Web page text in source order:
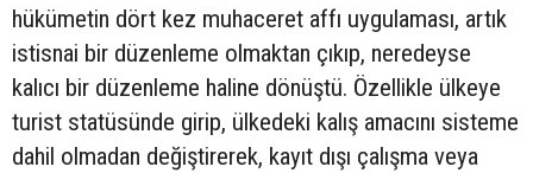
hükümetin dört kez muhaceret affı uygulaması, artık
istisnai bir düzenleme olmaktan çıkıp, neredeyse
kalıcı bir düzenleme haline dönüştü. Özellikle ülkeye
turist statüsünde girip, ülkedeki kalış amacını sisteme
dahil olmadan değiştirerek, kayıt dışı çalışma veya